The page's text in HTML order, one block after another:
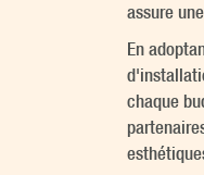
assure
En
chaque